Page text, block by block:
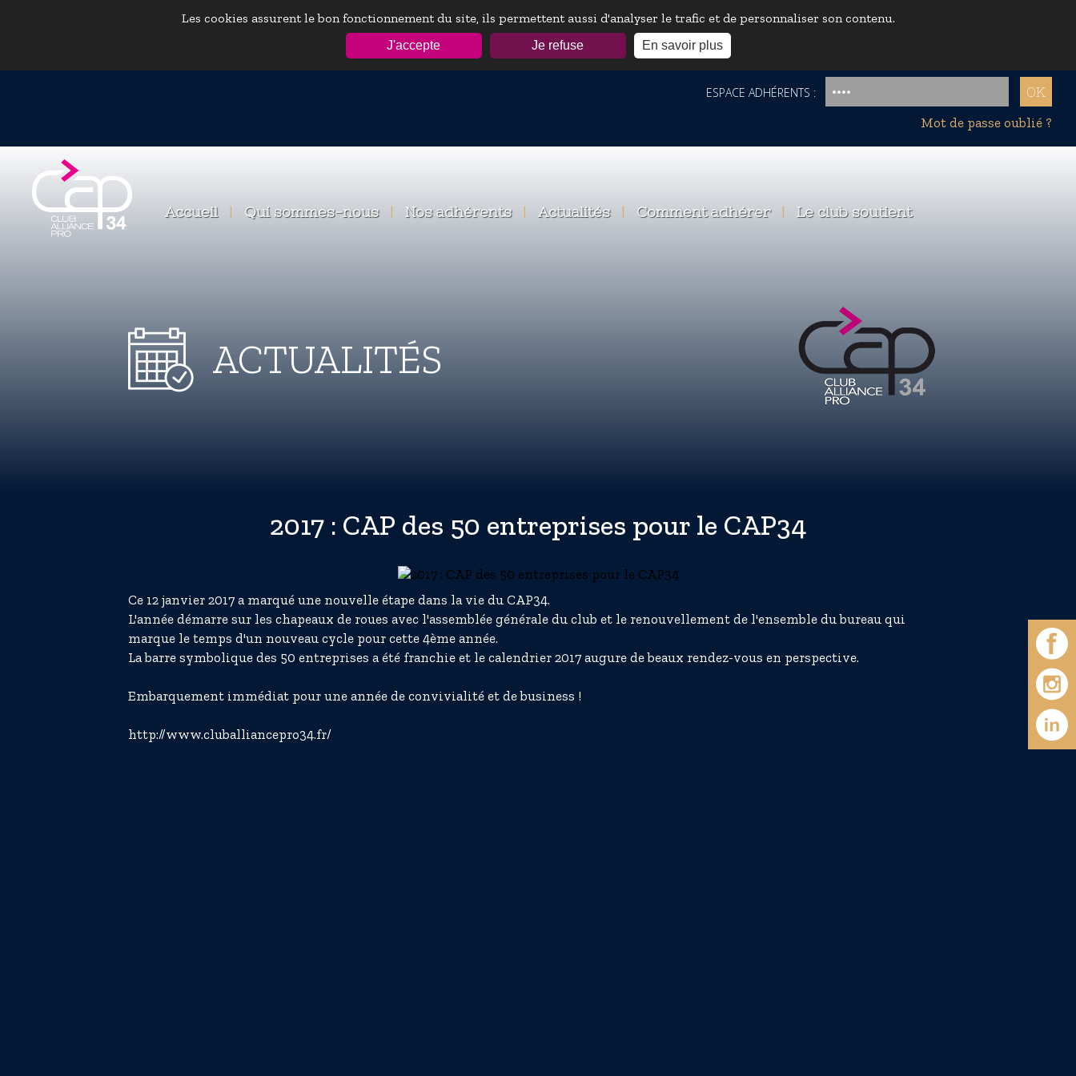
Les cookies assurent le bon fonctionnement du site, ils permettent aussi d'analyser le trafic et de personnaliser son contenu.
J'accepte Je refuse En savoir plus
ESPACE ADHÉRENTS :
Mot de passe oublié ?
Accueil | Qui sommes-nous | Nos adhérents | Actualités | Comment adhérer | Le club soutient
ACTUALITÉS
2017 : CAP des 50 entreprises pour le CAP34
Ce 12 janvier 2017 a marqué une nouvelle étape dans la vie du CAP34.
L'année démarre sur les chapeaux de roues avec l'assemblée générale du club et le renouvellement de l'ensemble du bureau qui
marque le temps d'un nouveau cycle pour cette 4ème année.
La barre symbolique des 50 entreprises a été franchie et le calendrier 2017 augure de beaux rendez-vous en perspective.
Embarquement immédiat pour une année de convivialité et de business !
http://www.cluballiancepro34.fr/